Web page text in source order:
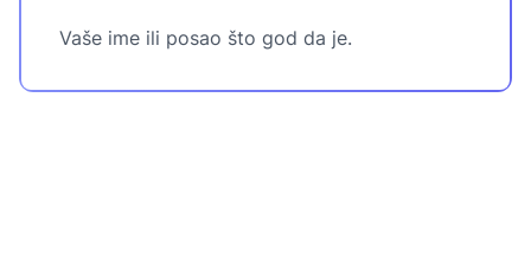
Vaše ime ili posao što god da je.